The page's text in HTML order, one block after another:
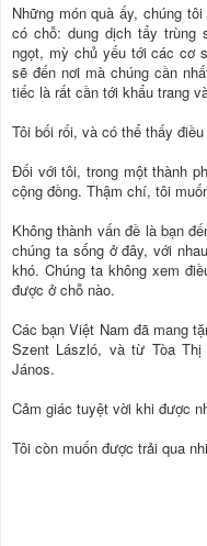
Những món quà ấy, chúng
có chỗ: dung dịch tẩy trùng
ngọt, mỳ chủ yếu tới các cơ
sẽ đến nơi mà chúng cần
tiếc là rất cần tới khẩu trang
Tôi bối rối, và có thể thấy
Đối với tôi, trong một thành
cộng đồng. Thậm chí, tôi
Không thành vấn đề là bạn
chúng ta sống ở đây, với
khó. Chúng ta không xem
được ở chỗ nào.
Các bạn Việt Nam đã mang
Szent László, và từ Tòa
János.
Cảm giác tuyệt vời khi được
Tôi còn muốn được trải qua